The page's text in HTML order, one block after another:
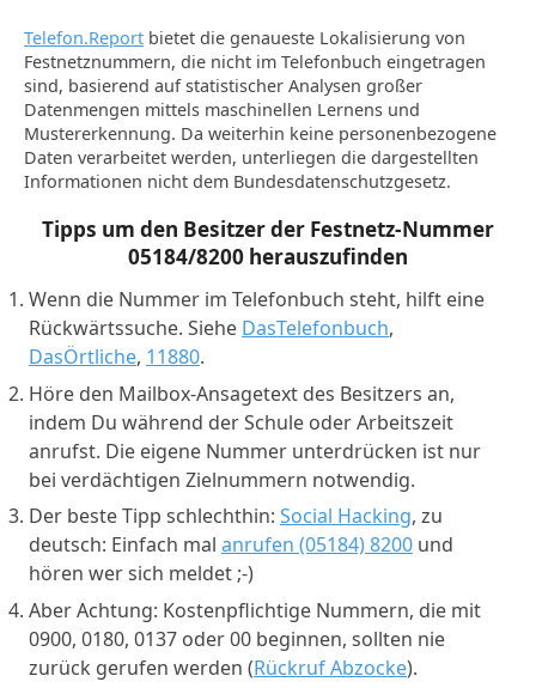
Telefon.Report bietet die genaueste Lokalisierung von
Festnetznummern, die nicht im Telefonbuch eingetragen
sind, basierend auf statistischer Analysen großer
Datenmengen mittels maschinellen Lernens und
Mustererkennung. Da weiterhin keine personenbezogene
Daten verarbeitet werden, unterliegen die dargestellten
Informationen nicht dem Bundesdatenschutzgesetz.
Tipps um den Besitzer der Festnetz-Nummer
05184/8200 herauszufinden
Wenn die Nummer im Telefonbuch steht, hilft eine
Rückwärtssuche. Siehe DasTelefonbuch,
DasÖrtliche, 11880.
Höre den Mailbox-Ansagetext des Besitzers an,
indem Du während der Schule oder Arbeitszeit
anrufst. Die eigene Nummer unterdrücken ist nur
bei verdächtigen Zielnummern notwendig.
Der beste Tipp schlechthin: Social Hacking, zu
deutsch: Einfach mal anrufen (05184) 8200 und
hören wer sich meldet ;-)
Aber Achtung: Kostenpflichtige Nummern, die mit
0900, 0180, 0137 oder 00 beginnen, sollten nie
zurück gerufen werden (Rückruf Abzocke).